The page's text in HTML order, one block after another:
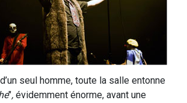
seul homme, toute la salle entonne
", évidemment énorme, avant une